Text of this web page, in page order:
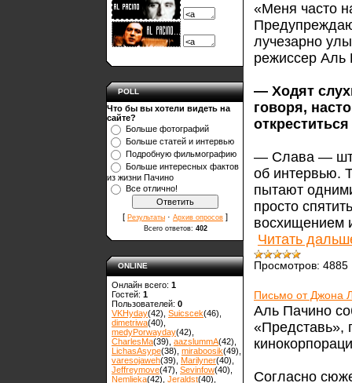
POLL
Что бы вы хотели видеть на
сайте?
Больше фотографий
Больше статей и интервью
Подробную фильмографию
Больше интересных фактов
из жизни Пачино
Все отлично!
[ Результаты · Архив опросов ]
Всего ответов: 402
ONLINE
Онлайн всего: 1
Гостей: 1
Пользователей: 0
VKHyday(42) Suicscek(46)
dimetriwa(40)
medyPorwayday(42)
CharlesMa(39) aazslummA(42)
LichasAsype(38) miraboosik(49)
varesojaweh(39) Marilyner(40)
Jeffreymove(47) Sevinfow(40)
Nemlieka(42) Jeraldst(40)
«Меня часто
лучезарно
режиссер
— Ходят
говоря,
— Слава —
об интервью.
пытают
просто
восхищением
Читать
Просмотров: 4885
Письмо от Джона
Аль Пачино
«Представь»,
Согласно